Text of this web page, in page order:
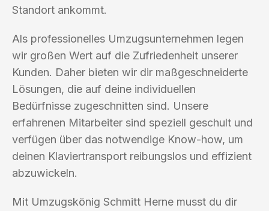
Standort ankommt.
Als professionelles Umzugsunternehmen legen
wir großen Wert auf die Zufriedenheit unserer
Kunden. Daher bieten wir dir maßgeschneiderte
Lösungen, die auf deine individuellen
Bedürfnisse zugeschnitten sind. Unsere
erfahrenen Mitarbeiter sind speziell geschult und
verfügen über das notwendige Know-how, um
deinen Klaviertransport reibungslos und effizient
abzuwickeln.
Mit Umzugskönig Schmitt Herne musst du dir